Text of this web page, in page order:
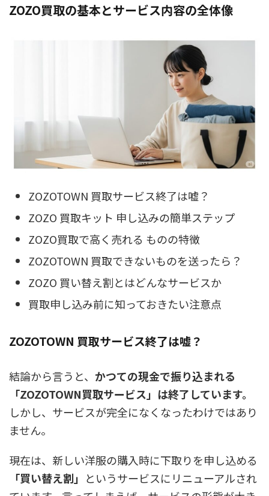
ZOZO買取の基本とサービス内容の全体像
ZOZOTOWN 買取サービス終了は嘘？
ZOZO 買取キット 申し込みの簡単ステップ
ZOZO買取で高く売れる ものの特徴
ZOZOTOWN 買取できないものを送ったら？
ZOZO 買い替え割とはどんなサービスか
買取申し込み前に知っておきたい注意点
ZOZOTOWN 買取サービス終了は嘘？
結論から言うと、 かつての現金で振り込まれる
「ZOZOTOWN買取サービス」は終了しています。
しかし、サービスが完全になくなったわけではあり
ません。
現在は、 新しい洋服の購入時に下取りを申し込める
「買い替え割」 というサービスにリニューアルされ